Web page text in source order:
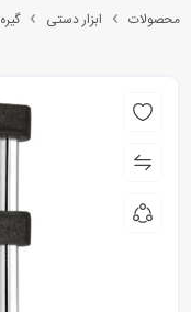
محصولات ابزار دستی گیره